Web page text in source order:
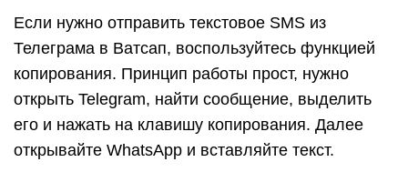
Если нужно отправить текстовое SMS из
Телеграма в Ватсап, воспользуйтесь функцией
копирования. Принцип работы прост, нужно
открыть Telegram, найти сообщение, выделить
его и нажать на клавишу копирования. Далее
открывайте WhatsApp и вставляйте текст.